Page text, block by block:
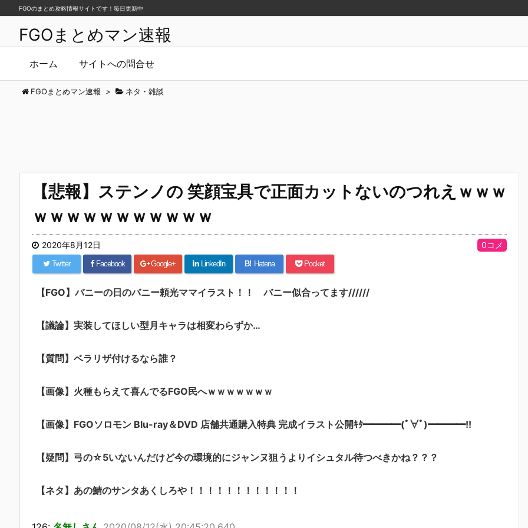
FGOまとめマン速報
ホーム サイトへの問合せ
FGOのまとめ攻略情報サイトです！毎日更新中
FGOまとめマン速報 > ネタ・雑談
【悲報】ステンノの 笑顔宝具で正面カットないのつれえｗｗｗ
ｗｗｗｗｗｗｗｗｗｗｗ
2020年8月12日 0コメ
Twitter Facebook Google+ LinkedIn B! Hatena Pocket
【FGO】バニーの日のバニー頼光ママイラスト！！ バニー似合ってます//////
【議論】実装してほしい型月キャラは相変わらずか…
【質問】ベラリザ付けるなら誰？
【画像】火種もらえて喜んでるFGO民へｗｗｗｗｗｗｗ
【画像】FGOソロモン Blu-ray＆DVD 店舗共通購入特典 完成イラスト公開ｷﾀ━━━━(ﾟ∀ﾟ)━━━━!!
【疑問】弓の☆5いないんだけど今の環境的にジャンヌ狙うよりイシュタル待つべきかね？？？
【ネタ】あの鯖のサンタあくしろや！！！！！！！！！！！！